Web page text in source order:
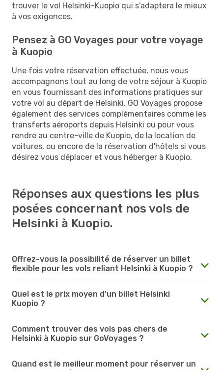
trouver le vol Helsinki-Kuopio qui s’adaptera le mieux
à vos exigences.
Pensez à GO Voyages pour votre voyage
à Kuopio
Une fois votre réservation effectuée, nous vous
accompagnons tout au long de votre séjour à Kuopio
en vous fournissant des informations pratiques sur
votre vol au départ de Helsinki. GO Voyages propose
également des services complémentaires comme les
transferts aéroports depuis Helsinki ou pour vous
rendre au centre-ville de Kuopio, de la location de
voitures, ou encore de la réservation d'hôtels si vous
désirez vous déplacer et vous héberger à Kuopio.
Réponses aux questions les plus
posées concernant nos vols de
Helsinki à Kuopio.
Offrez-vous la possibilité de réserver un billet
flexible pour les vols reliant Helsinki à Kuopio ?
Quel est le prix moyen d'un billet Helsinki
Kuopio ?
Comment trouver des vols pas chers de
Helsinki à Kuopio sur GoVoyages ?
Quand est le meilleur moment pour réserver un